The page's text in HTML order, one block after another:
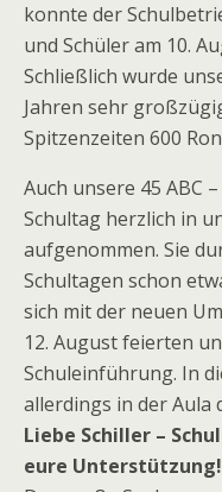
konnte der
und Schüler am 10.
Schließlich wurde
Jahren sehr
Spitzenzeiten 600
Auch unsere 45 ABC
Schultag herzlich in
aufgenommen. Sie
Schultagen schon
sich mit der neuen
12. August feierten
Schuleinführung. In
allerdings in der Aula
Liebe Schiller –
eure Unterstützung!